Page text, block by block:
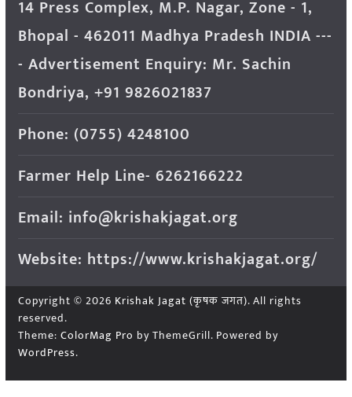
14 Press Complex, M.P. Nagar, Zone - 1,
Bhopal - 462011 Madhya Pradesh INDIA ---
- Advertisement Enquiry: Mr. Sachin
Bondriya, +91 9826021837
Phone: (0755) 4248100
Farmer Help Line- 6262166222
Email: info@krishakjagat.org
Website: https://www.krishakjagat.org/
Copyright © 2026 Krishak Jagat (कृषक जगत). All rights
reserved.
Theme: ColorMag Pro by ThemeGrill. Powered by
WordPress.